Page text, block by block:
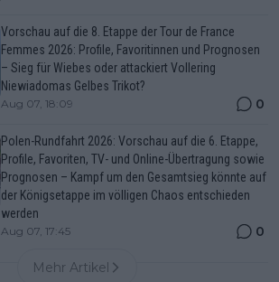
Vorschau auf die 8. Etappe der Tour de France
Femmes 2026: Profile, Favoritinnen und Prognosen
– Sieg für Wiebes oder attackiert Vollering
Niewiadomas Gelbes Trikot?
Aug 07, 18:09 0
Polen-Rundfahrt 2026: Vorschau auf die 6. Etappe,
Profile, Favoriten, TV- und Online-Übertragung sowie
Prognosen – Kampf um den Gesamtsieg könnte auf
der Königsetappe im völligen Chaos entschieden
werden
Aug 07, 17:45 0
Mehr Artikel